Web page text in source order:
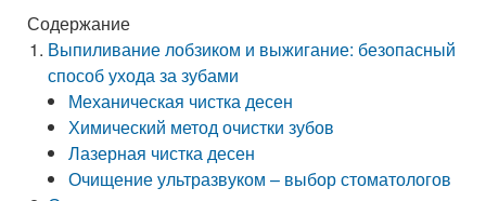
Содержание
Выпиливание лобзиком и выжигание: безопасный
способ ухода за зубами
Механическая чистка десен
Химический метод очистки зубов
Лазерная чистка десен
Очищение ультразвуком – выбор стоматологов